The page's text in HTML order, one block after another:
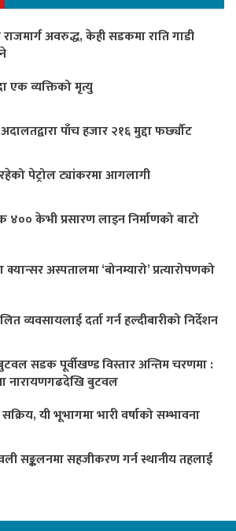
अवरुद्ध, केही सडकमा राति गाडी
एक व्यक्तिको मृत्यु
पाँच हजार २१६ मुद्दा फर्छ्यौट
पेट्रोल ट्यांकरमा आगलागी
केभी प्रसारण लाइन निर्माणको बाटो
अस्पतालमा ‘बोनम्यारो’ प्रत्यारोपणको
व्यवसायलाई दर्ता गर्न हल्दीबारीको निर्देशन
सडक पूर्वीखण्ड विस्तार अन्तिम चरणमा :
नारायणगढदेखि बुटवल
यी भूभागमा भारी वर्षाको सम्भावना
सङ्कलनमा सहजीकरण गर्न स्थानीय तहलाई